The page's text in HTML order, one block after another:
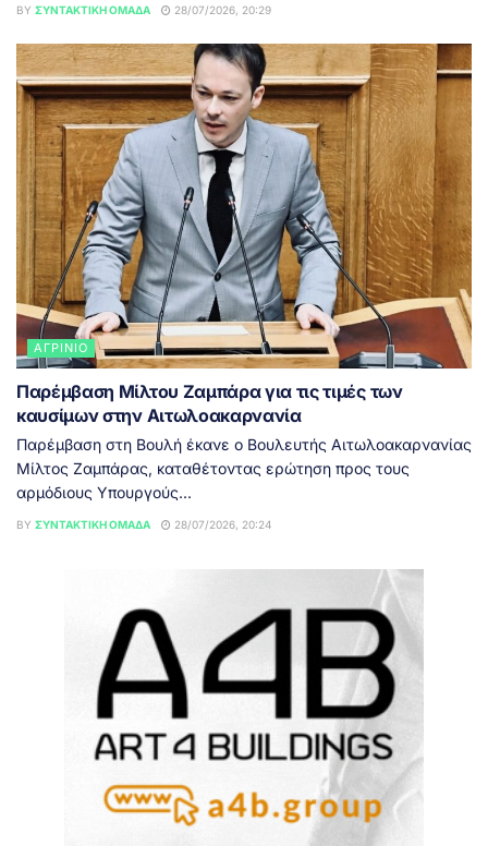
BY ΣΥΝΤΑΚΤΙΚΉ ΟΜΆΔΑ 28/07/2026, 20:29
ΑΓΡΊΝΙΟ
Παρέμβαση Μίλτου Ζαμπάρα για τις τιμές των
καυσίμων στην Αιτωλοακαρνανία
Παρέμβαση στη Βουλή έκανε ο Βουλευτής Αιτωλοακαρνανίας
Μίλτος Ζαμπάρας, καταθέτοντας ερώτηση προς τους
αρμόδιους Υπουργούς...
BY ΣΥΝΤΑΚΤΙΚΉ ΟΜΆΔΑ 28/07/2026, 20:24